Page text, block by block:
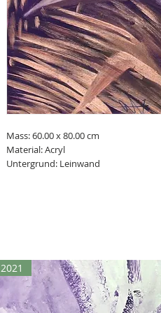
Mass: 60.00 x 80.00 cm
Material: Acryl
Untergrund: Leinwand
2021